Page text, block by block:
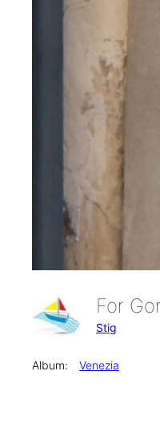
For
Stig
Album: Venezia